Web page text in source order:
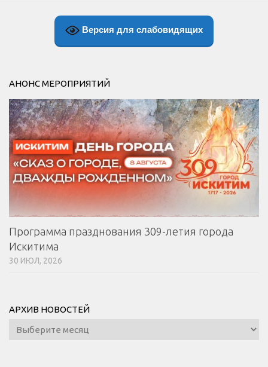
Контакты
Версия для слабовидящих
АНОНС МЕРОПРИЯТИЙ
Программа празднования 309-летия города
Искитима
30 ИЮЛ, 2026
АРХИВ НОВОСТЕЙ
Архив
новостей